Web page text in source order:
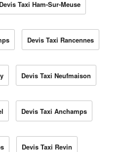
Devis Taxi Ham-Sur-Meuse
Devis Taxi Rancennes
Devis Taxi Neufmaison
Devis Taxi Anchamps
Devis Taxi Revin